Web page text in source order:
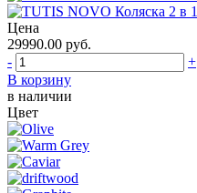
Цена
29990.00 руб.
-
+
В корзину
в наличии
Цвет